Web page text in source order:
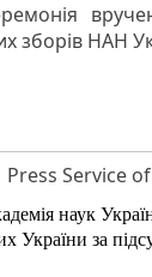
зборів НАН
Press Service
наук
України за